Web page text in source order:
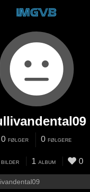
0 FØLGER 0 FØLGERE
BILDER 1 ALBUM 0